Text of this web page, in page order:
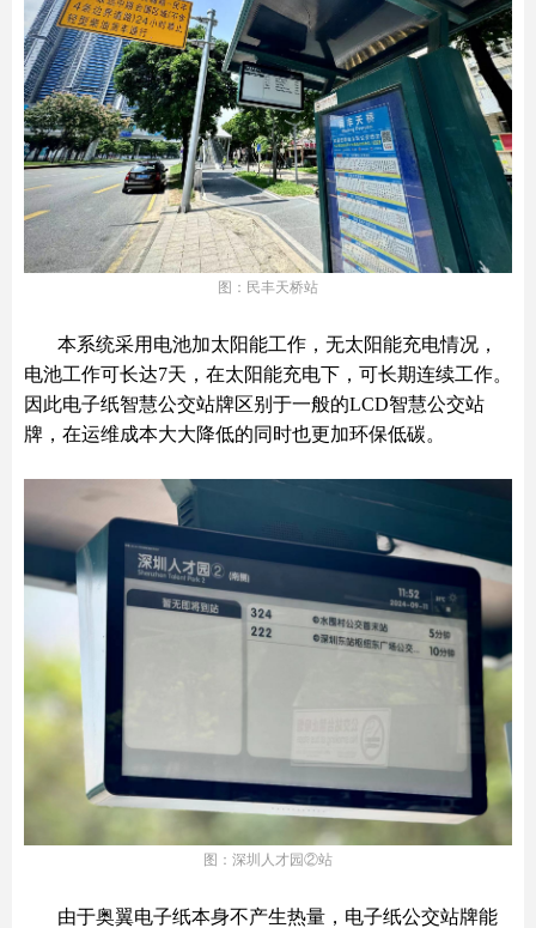
图：民丰天桥站
本系统采用电池加太阳能工作，无太阳能充电情况，
电池工作可长达7天，在太阳能充电下，可长期连续工作。
因此电子纸智慧公交站牌区别于一般的LCD智慧公交站
牌，在运维成本大大降低的同时也更加环保低碳。
图：深圳人才园②站
由于奥翼电子纸本身不产生热量，电子纸公交站牌能